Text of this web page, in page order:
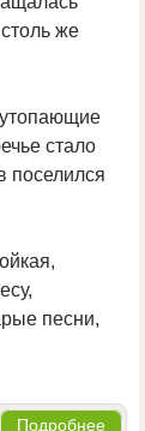
же
стало
поселился
песни,
Подробнее